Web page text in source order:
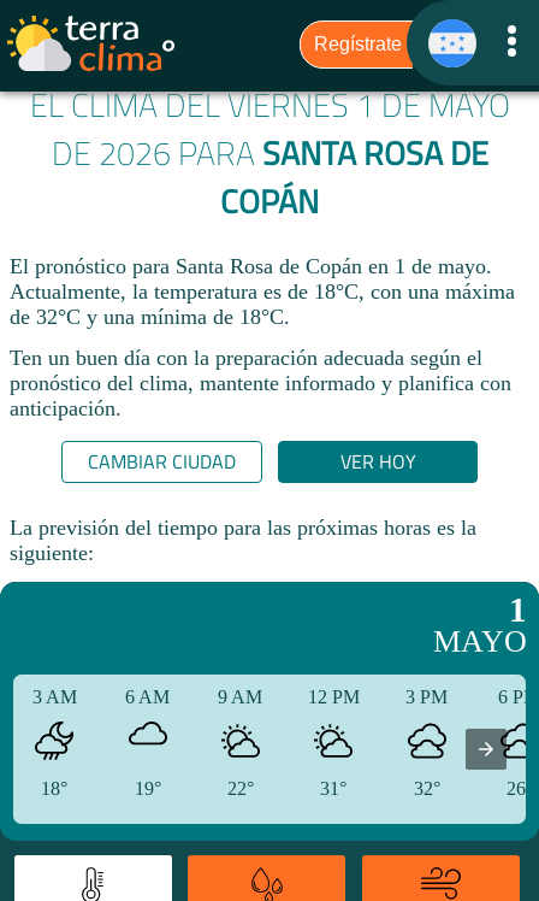
EL CLIMA DEL VIERNES 1 DE MAYO
DE 2026 PARA SANTA ROSA DE
COPÁN
El pronóstico para Santa Rosa de Copán en 1 de mayo.
Actualmente, la temperatura es de 18°C, con una máxima
de 32°C y una mínima de 18°C.
Ten un buen día con la preparación adecuada según el
pronóstico del clima, mantente informado y planifica con
anticipación.​
CAMBIAR CIUDAD VER HOY
La previsión del tiempo para las próximas horas es la
siguiente:
1
MAYO
3 AM
18°
6 AM
19°
9 AM
22°
12 PM
31°
3 PM
32°
6
26°